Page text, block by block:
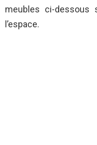
meubles ci-dessous
l’espace.